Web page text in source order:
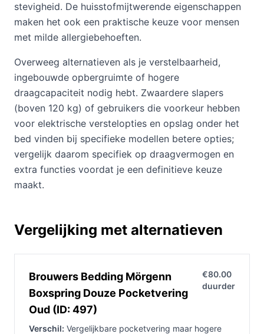
stevigheid. De huisstofmijtwerende eigenschappen
maken het ook een praktische keuze voor mensen
met milde allergiebehoeften.
Overweeg alternatieven als je verstelbaarheid,
ingebouwde opbergruimte of hogere
draagcapaciteit nodig hebt. Zwaardere slapers
(boven 120 kg) of gebruikers die voorkeur hebben
voor elektrische verstelopties en opslag onder het
bed vinden bij specifieke modellen betere opties;
vergelijk daarom specifiek op draagvermogen en
extra functies voordat je een definitieve keuze
maakt.
Vergelijking met alternatieven
Brouwers Bedding Mörgenn
Boxspring Douze Pocketvering
Oud (ID: 497)
€80.00
duurder
Verschil: Vergelijkbare pocketvering maar hogere